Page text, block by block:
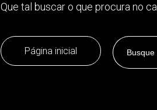
Que tal buscar o que procura no
Página inicial